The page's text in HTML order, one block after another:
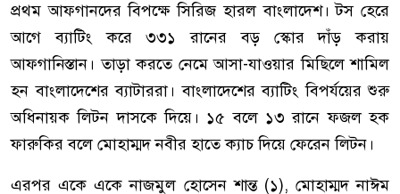
প্রথম আফগানদের বিপক্ষে সিরিজ হারল বাংলাদেশ। টস হেরে
আগে ব্যাটিং করে ৩৩১ রানের বড় স্কোর দাঁড় করায়
আফগানিস্তান। তাড়া করতে নেমে আসা-যাওয়ার মিছিলে শামিল
হন বাংলাদেশের ব্যাটাররা। বাংলাদেশের ব্যাটিং বিপর্যয়ের শুরু
অধিনায়ক লিটন দাসকে দিয়ে। ১৫ বলে ১৩ রানে ফজল হক
ফারুকির বলে মোহাম্মদ নবীর হাতে ক্যাচ দিয়ে ফেরেন লিটন।
এরপর একে একে নাজমুল হোসেন শান্ত (১), মোহাম্মদ নাঈম